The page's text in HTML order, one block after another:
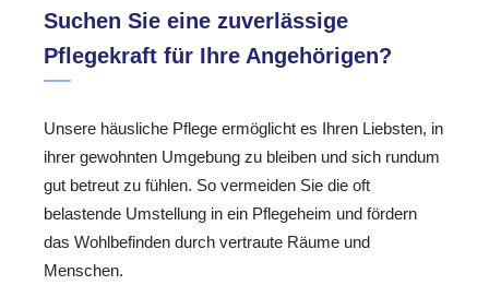
Suchen Sie eine zuverlässige
Pflegekraft für Ihre Angehörigen?
Unsere häusliche Pflege ermöglicht es Ihren Liebsten, in
ihrer gewohnten Umgebung zu bleiben und sich rundum
gut betreut zu fühlen. So vermeiden Sie die oft
belastende Umstellung in ein Pflegeheim und fördern
das Wohlbefinden durch vertraute Räume und
Menschen.